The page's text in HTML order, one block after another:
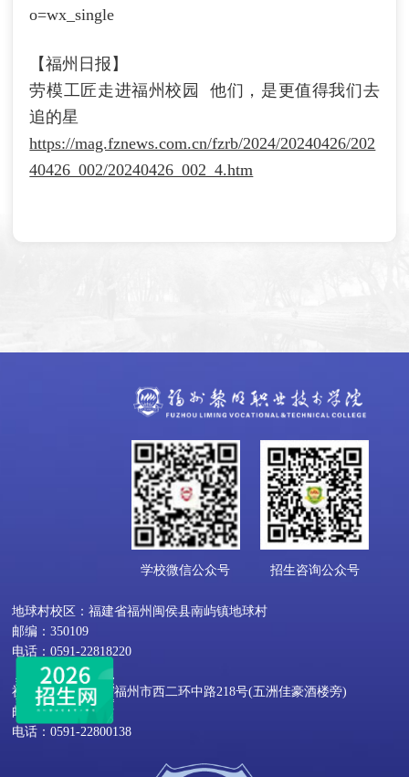
o=wx_single
【福州日报】
劳模工匠走进福州校园
他们，是更值得我们去
追的星
https://mag.fznews.com.cn/fzrb/2024/20240426/202
40426_002/20240426_002_4.htm
学校微信公众号 招生咨询公众号
地球村校区：福建省福州闽侯县南屿镇地球村
邮编：350109
电话：0591-22818220
福屿校区：福建省福州市西二环中路218号(五洲佳豪酒楼旁)
邮编：350002
电话：0591-22800138